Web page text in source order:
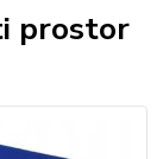
prostor